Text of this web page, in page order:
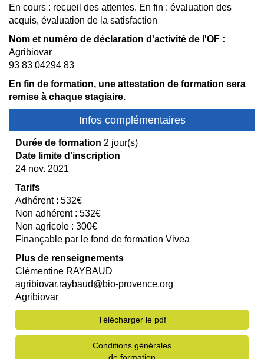
En cours : recueil des attentes. En fin : évaluation des
acquis, évaluation de la satisfaction
Nom et numéro de déclaration d'activité de l'OF :
Agribiovar
93 83 04294 83
En fin de formation, une attestation de formation sera
remise à chaque stagiaire.
Infos complémentaires
Durée de formation 2 jour(s)
Date limite d'inscription
24 nov. 2021
Tarifs
Adhérent : 532€
Non adhérent : 532€
Non agricole : 300€
Finançable par le fond de formation Vivea
Plus de renseignements
Clémentine RAYBAUD
agribiovar.raybaud@bio-provence.org
Agribiovar
Télécharger le pdf
Conditions générales